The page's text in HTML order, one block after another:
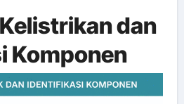
dan
Komponen